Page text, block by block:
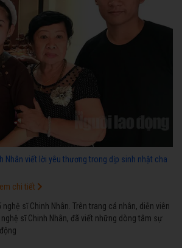
Nhân viết lời yêu thương trong dịp sinh nhật cha
sĩ Chinh Nhân. Trên trang cá nhân, diễn viên
sĩ Chinh Nhân, đã viết những dòng tâm sự
chi tiết